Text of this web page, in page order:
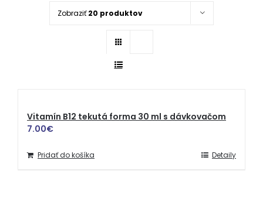
Zobraziť20 produktov
Vitamín B12 tekutá forma 30 ml s dávkovačom
7.00€
Pridať do košíka Detaily